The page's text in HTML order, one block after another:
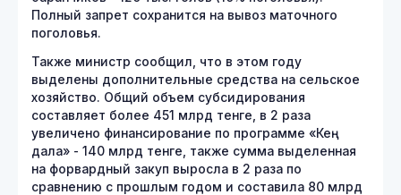
Полный запрет сохранится на вывоз маточного
поголовья.
Также министр сообщил, что в этом году
выделены дополнительные средства на сельское
хозяйство. Общий объем субсидирования
составляет более 451 млрд тенге, в 2 раза
увеличено финансирование по программе «Кең
дала» - 140 млрд тенге, также сумма выделенная
на форвардный закуп выросла в 2 раза по
сравнению с прошлым годом и составила 80 млрд